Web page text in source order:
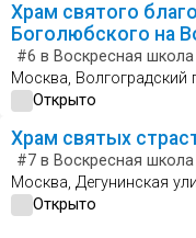
Храм святого
Боголюбского на
#6 в Воскресная школа
Москва, Волгоградский
Открыто
Храм святых
#7 в Воскресная школа
Москва, Дегунинская
Открыто